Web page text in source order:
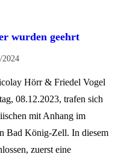
wurden geehrt
2024
Hörr & Friedel Vogel
08.12.2023, trafen sich
mit Anhang im
Bad König-Zell. In diesem
zuerst eine